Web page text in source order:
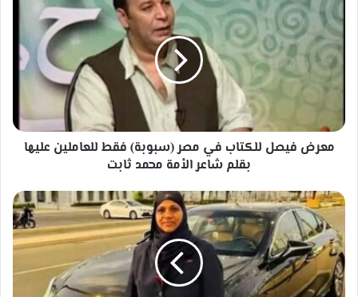
فيصل
للكتاب
في
مصر
(سبوبة)
فقط
للعاملين
عليها
بقلم
محمد
ثابت
معرض فيصل للكتاب في مصر (سبوبة) فقط للعاملين عليها
بقلم شاعر الأمة محمد ثابت
الحياة
الكريمة
عبد
الحفيظ
الندوي